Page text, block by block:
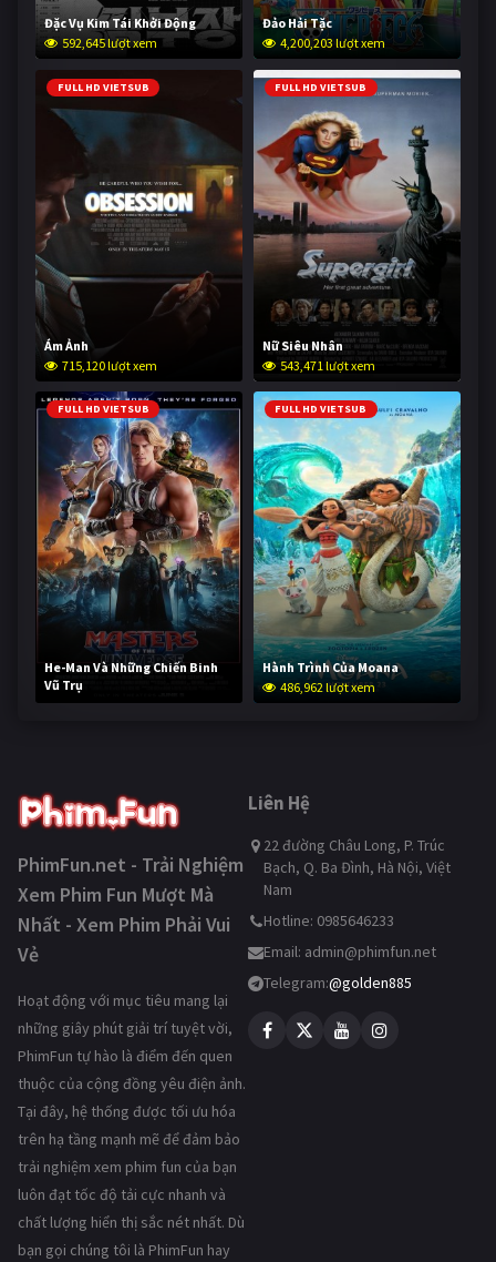
Đặc Vụ Kim Tái Khởi Động
592,645 lượt xem
Đảo Hải Tặc
4,200,203 lượt xem
FULL HD VIETSUB
Ám Ảnh
715,120 lượt xem
FULL HD VIETSUB
Nữ Siêu Nhân
543,471 lượt xem
FULL HD VIETSUB
He-Man Và Những Chiến Binh
Vũ Trụ
235,378 lượt xem
FULL HD VIETSUB
Hành Trình Của Moana
486,962 lượt xem
PhimFun.net - Trải Nghiệm
Xem Phim Fun Mượt Mà
Nhất - Xem Phim Phải Vui
Vẻ
Hoạt động với mục tiêu mang lại
những giây phút giải trí tuyệt vời,
PhimFun tự hào là điểm đến quen
thuộc của cộng đồng yêu điện ảnh.
Tại đây, hệ thống được tối ưu hóa
trên hạ tầng mạnh mẽ để đảm bảo
trải nghiệm xem phim fun của bạn
luôn đạt tốc độ tải cực nhanh và
chất lượng hiển thị sắc nét nhất. Dù
bạn gọi chúng tôi là PhimFun hay
Liên Hệ
22 đường Châu Long, P. Trúc
Bạch, Q. Ba Đình, Hà Nội, Việt
Nam
Hotline: 0985646233
Email: admin@phimfun.net
Telegram:@golden885